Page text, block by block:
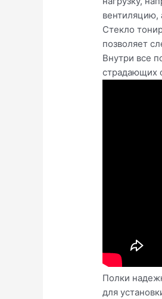
вентиляцию,
Стекло
позволяет
Внутри все
страдающих
Полки
для